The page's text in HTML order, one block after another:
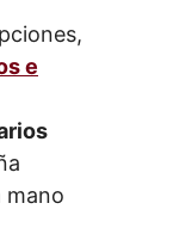
e
mano